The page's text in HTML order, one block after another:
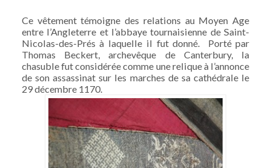
Ce vêtement témoigne des relations au Moyen Age
entre l’Angleterre et l’abbaye tournaisienne de Saint-
Nicolas-des-Prés à laquelle il fut donné. Porté par
Thomas Beckert, archevêque de Canterbury, la
chasuble fut considérée comme une relique à l’annonce
de son assassinat sur les marches de sa cathédrale le
29 décembre 1170.